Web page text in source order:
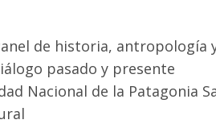
de historia, antropología
pasado y presente
Nacional de la Patagonia